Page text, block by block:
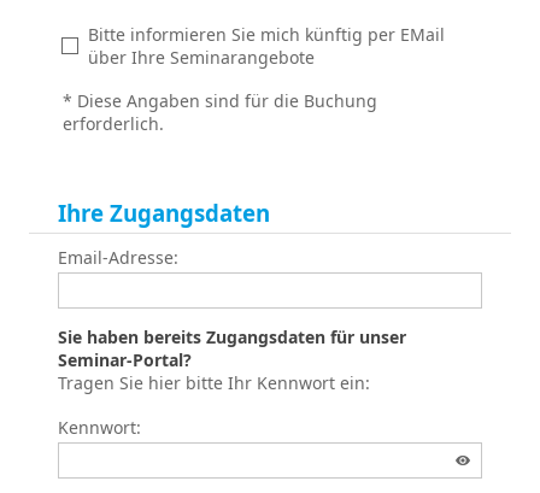
Bitte informieren Sie mich künftig per EMail
über Ihre Seminarangebote
* Diese Angaben sind für die Buchung
erforderlich.
Ihre Zugangsdaten
Email-Adresse:
Sie haben bereits Zugangsdaten für unser
Seminar-Portal?
Tragen Sie hier bitte Ihr Kennwort ein:
Kennwort: